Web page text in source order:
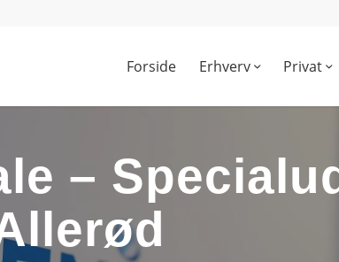
Forside Erhverv Privat
–